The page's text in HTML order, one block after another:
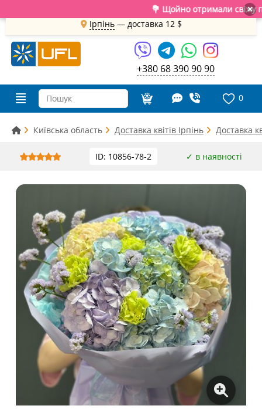
💐 Щойно отримали свіжу ×
Ірпінь— доставка 12 $
+380 68 390 90 90
0
Київська область Доставка квітів Ірпінь Доставка
ID: 10856-78-2 ✓ в наявності